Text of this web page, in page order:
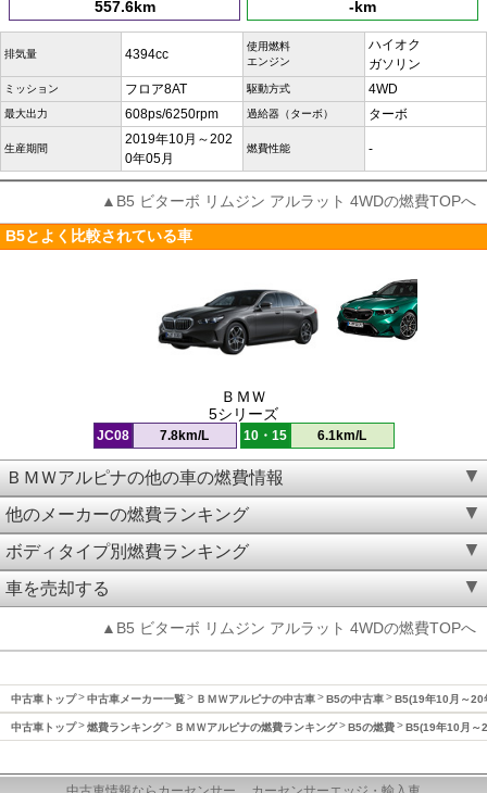
557.6km -km
排気量 4394cc
使用燃料
エンジン
ハイオク
ガソリン
ミッション フロア8AT 駆動方式 4WD
最大出力 608ps/6250rpm 過給器（ターボ） ターボ
生産期間
2019年10月～202
0年05月
燃費性能 -
▲B5 ビターボ リムジン アルラット 4WDの燃費TOPへ
B5とよく比較されている車
ＢＭＷ
5シリーズ
JC08 7.8km/L 10・15 6.1km/L
ＢＭＷアルピナの他の車の燃費情報
他のメーカーの燃費ランキング
ボディタイプ別燃費ランキング
車を売却する
▲B5 ビターボ リムジン アルラット 4WDの燃費TOPへ
中古車トップ 中古車メーカー一覧 ＢＭＷアルピナの中古車 B5の中古車 B5(19年10月～20
中古車トップ 燃費ランキング ＢＭＷアルピナの燃費ランキング B5の燃費 B5(19年10月～